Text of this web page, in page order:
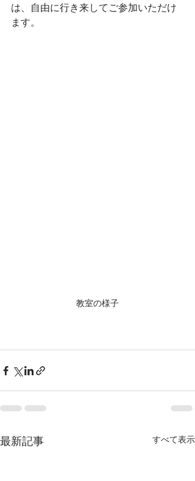
は、自由に行き来してご参加いただけ
ます。
教室の様子
最新記事 すべて表示